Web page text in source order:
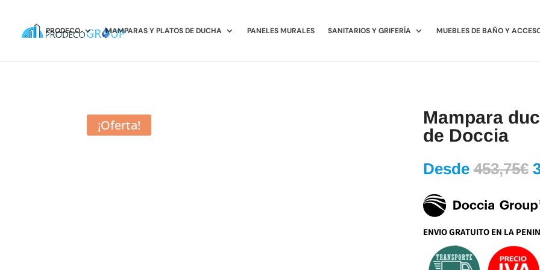
PRODECO MAMPARAS Y PLATOS DE DUCHA PANELES MURALES SANITARIOS Y GRIFERÍA MUEBLES DE BAÑO Y
¡Oferta!
Mampara
de Doccia
Desde 453,75€
ENVIO GRATUITO EN LA